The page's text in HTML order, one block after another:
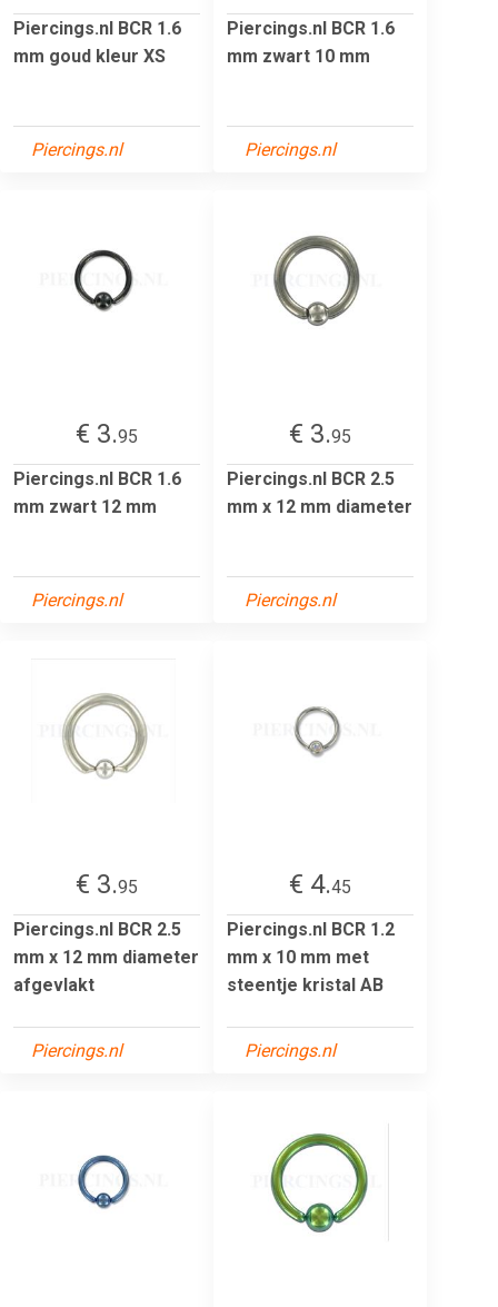
Piercings.nl BCR 1.6
mm goud kleur XS
Piercings.nl
Piercings.nl BCR 1.6
mm zwart 10 mm
Piercings.nl
€ 3.95
Piercings.nl BCR 1.6
mm zwart 12 mm
Piercings.nl
€ 3.95
Piercings.nl BCR 2.5
mm x 12 mm diameter
Piercings.nl
€ 3.95
Piercings.nl BCR 2.5
mm x 12 mm diameter
afgevlakt
Piercings.nl
€ 4.45
Piercings.nl BCR 1.2
mm x 10 mm met
steentje kristal AB
Piercings.nl